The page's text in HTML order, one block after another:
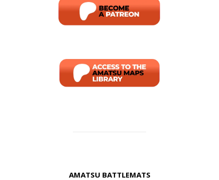
AMATSU BATTLEMATS